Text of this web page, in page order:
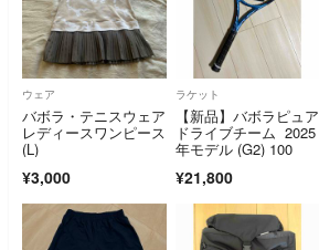
ウェア
バボラ・テニスウェア
レディースワンピース
(L)
¥3,000
ラケット
【新品】バボラピュア
ドライブチーム 2025
年モデル (G2) 100
¥21,800